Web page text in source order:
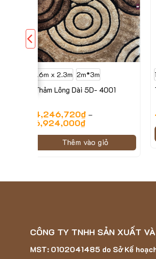
1.6m x 2.3m 2m*3m
Thảm Lông Dài 5D- 4001
4,246,720₫–
6,924,000₫
Thêm vào giỏ
CÔNG TY TNHH SẢN XUẤT
MST: 0102041485 do Sở Kế